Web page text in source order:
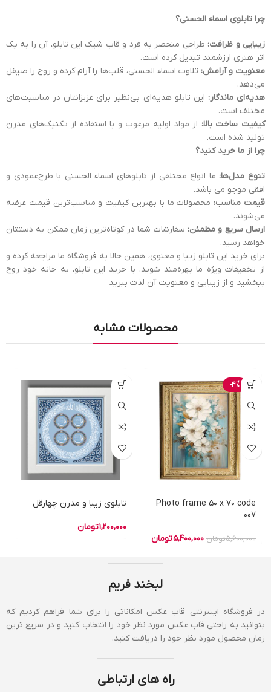
چرا تابلوی اسماء الحسنی؟
زیبایی و ظرافت: طراحی منحصر به فرد و قاب شیک این تابلو، آن را به یک
اثر هنری ارزشمند تبدیل کرده است.
معنویت و آرامش: تلاوت اسماء الحسنی، قلب‌ها را آرام کرده و روح را صیقل
می‌دهد.
هدیه‌ای ماندگار: این تابلو هدیه‌ای بی‌نظیر برای عزیزانتان در مناسبت‌های
مختلف است.
کیفیت ساخت بالا: از مواد اولیه مرغوب و با استفاده از تکنیک‌های مدرن
تولید شده است.
چرا از ما خرید کنید؟
تنوع مدل‌ها: ما انواع مختلفی از تابلوهای اسماء الحسنی با طرح‌عمودی و
افقی موجو می باشد.
قیمت مناسب: محصولات ما با بهترین کیفیت و مناسب‌ترین قیمت عرضه
می‌شوند.
ارسال سریع و مطمئن: سفارشات شما در کوتاه‌ترین زمان ممکن به دستتان
خواهد رسید.
برای خرید این تابلو زیبا و معنوی، همین حالا به فروشگاه ما مراجعه کرده و
از تخفیفات ویژه ما بهره‌مند شوید. با خرید این تابلو، به خانه خود روح
ببخشید و از زیبایی و معنویت آن لذت ببرید
محصولات مشابه
-4%
Photo frame 50 x 70 code
007
5,600,000تومان 5,400,000تومان
تابلوی زیبا و مدرن چهارقل
1,200,000تومان
لبخند فریم
در فروشگاه اینترنتی قاب عکس امکاناتی را برای شما فراهم کردیم که
بتوانید به راحتی قاب عکس مورد نظر خود را انتخاب کنید و در سریع ترین
زمان محصول مورد نظر خود را دریافت کنید.
راه های ارتباطی